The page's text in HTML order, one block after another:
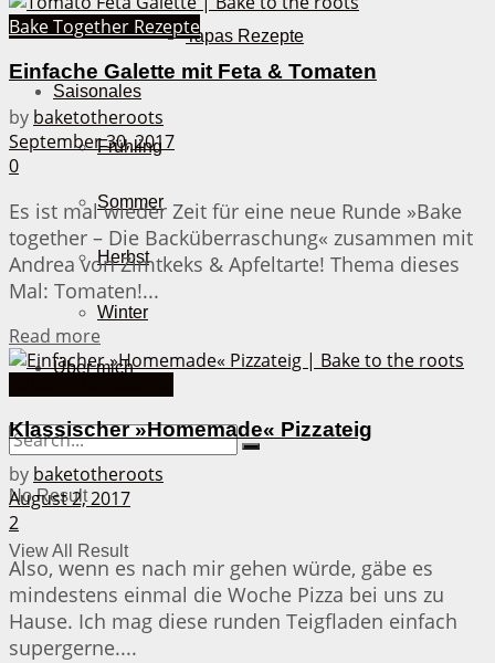
Tapas Rezepte
Saisonales
Frühling
Sommer
Herbst
Winter
Über mich
No Result
View All Result
Bake Together Rezepte
Einfache Galette mit Feta & Tomaten
by baketotheroots
September 30, 2017
0
Es ist mal wieder Zeit für eine neue Runde »Bake
together – Die Backüberraschung« zusammen mit
Andrea von Zimtkeks & Apfeltarte! Thema dieses
Mal: Tomaten!...
Read more
Klassischer »Homemade« Pizzateig
by baketotheroots
August 2, 2017
2
Also, wenn es nach mir gehen würde, gäbe es
mindestens einmal die Woche Pizza bei uns zu
Hause. Ich mag diese runden Teigfladen einfach
supergerne....